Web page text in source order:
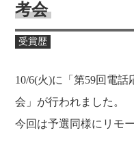
考会
受賞歴
10/6(火)に「第59回電
会」が行われました。
今回は予選同様にリモ